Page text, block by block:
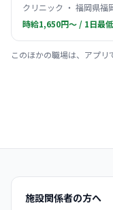
クリニック ・ 福岡県福
時給1,650円〜 / 1日最
このほかの職場は、アプリ
施設関係者の方へ